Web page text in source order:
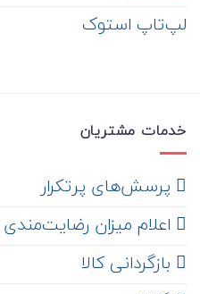
لپ‌تاپ استوک
خدمات مشتریان
‌ پرسش‌های پرتکرار
اعلام میزان رضایت‌مندی
‌ بازگردانی کالا